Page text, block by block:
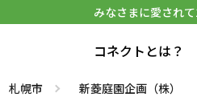
みなさまに愛され
コネクトとは？
札幌市 新菱庭園企画（株）